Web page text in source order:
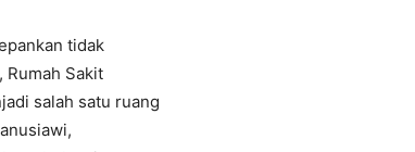
tidak
Sakit
salah satu ruang